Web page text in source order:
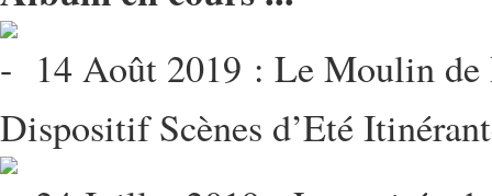
14 Août 2019 : Le Moulin de
Dispositif Scènes d’Eté